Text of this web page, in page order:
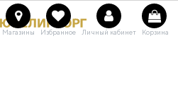
Магазины Избранное Личный кабинет Корзина